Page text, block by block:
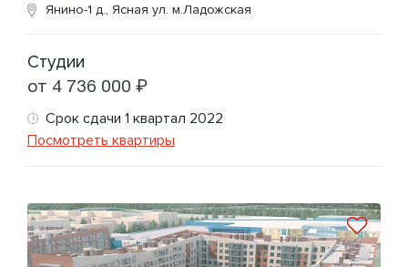
Янино-1 д., Ясная ул. м.Ладожская
Студии
от 4 736 000 ₽
Срок сдачи 1 квартал 2022
Посмотреть квартиры